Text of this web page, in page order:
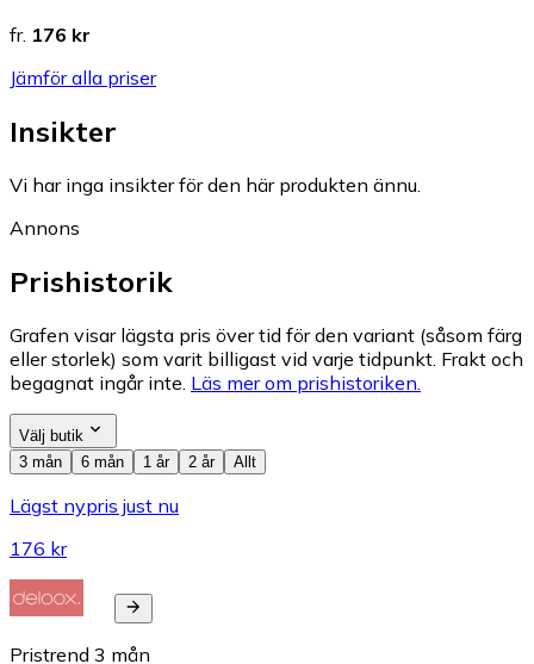
fr. 176 kr
Jämför alla priser
Insikter
Vi har inga insikter för den här produkten ännu.
Annons
Prishistorik
Grafen visar lägsta pris över tid för den variant (såsom färg
eller storlek) som varit billigast vid varje tidpunkt. Frakt och
begagnat ingår inte. Läs mer om prishistoriken.
Välj butik
3 mån
6 mån 1 år 2 år Allt
Lägst nypris just nu
176 kr
Pristrend 3 mån